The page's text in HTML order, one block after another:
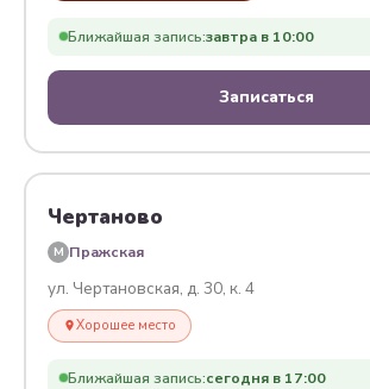
Ближайшая запись:завтра в 10:00
Записаться
Чертаново
M Пражская
ул. Чертановская, д. 30, к. 4
Хорошее место
Ближайшая запись:сегодня в 17:00